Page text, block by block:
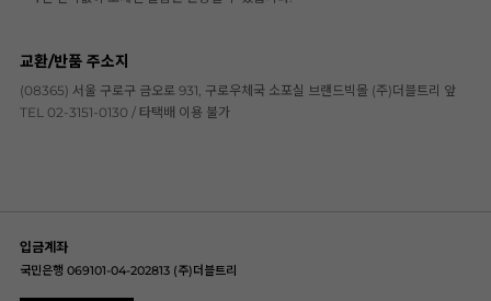
교환/반품 주소지
(08365) 서울 구로구 금오로 931, 구로우체국 소포실 브랜드빅몰 (주)더블트리 앞
TEL 02-3151-0130 / 타택배 이용 불가
입금계좌
국민은행 069101-04-202813 (주)더블트리